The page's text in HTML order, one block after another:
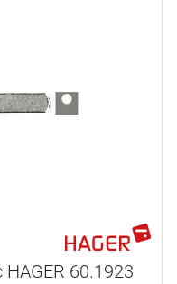
60.1923